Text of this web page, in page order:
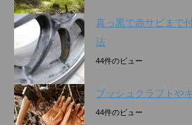
真っ黒で赤サビまで
法
44件のビュー
ブッシュクラフトや
44件のビュー